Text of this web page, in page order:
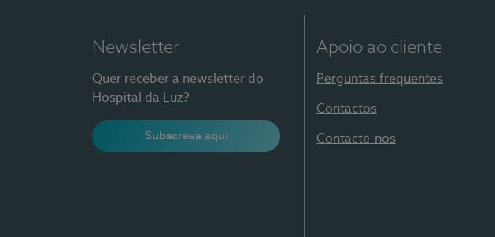
Newsletter
Quer receber a newsletter do
Hospital da Luz?
Subscreva aqui
Apoio ao cliente
Perguntas frequentes
Contactos
Contacte-nos